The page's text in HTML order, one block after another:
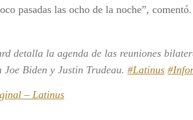
pasadas las ocho de la noche”, comentó.
detalla la agenda de las reuniones
Joe Biden y Justin Trudeau. #Latinus
– Latinus